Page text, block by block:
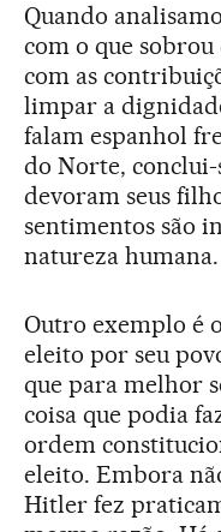
Quando
com o que
com as
limpar a
falam espanhol
do Norte, conclui-
devoram seus
sentimentos são
natureza humana.
Outro exemplo é
eleito por seu
que para melhor
coisa que podia
ordem
eleito. Embora
Hitler fez